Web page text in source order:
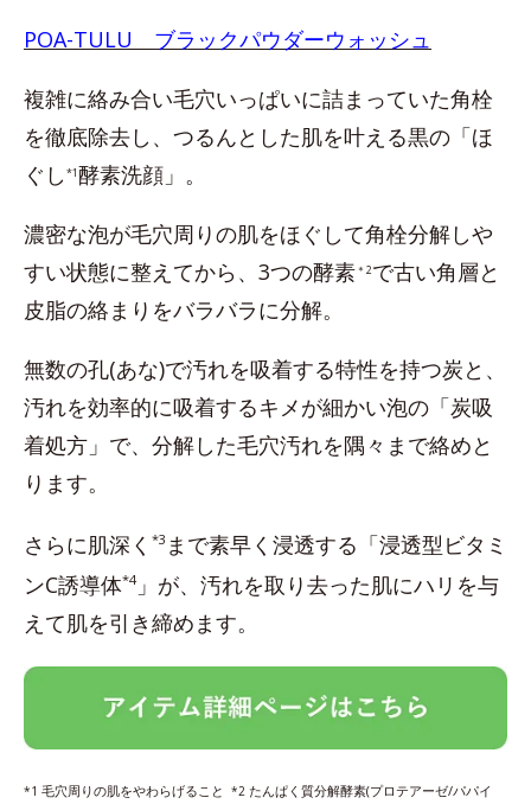
POA-TULU ブラックパウダーウォッシュ
複雑に絡み合い毛穴いっぱいに詰まっていた角栓
を徹底除去し、つるんとした肌を叶える黒の「ほ
ぐし *1酵素洗顔」。
濃密な泡が毛穴周りの肌をほぐして角栓分解しや
すい状態に整えてから、3つの酵素＊2で古い角層と
皮脂の絡まりをバラバラに分解。
無数の孔(あな)で汚れを吸着する特性を持つ炭と、
汚れを効率的に吸着するキメが細かい泡の「炭吸
着処方」で、分解した毛穴汚れを隅々まで絡めと
ります。
さらに肌深く *3 まで素早く浸透する「浸透型ビタミ
ンC誘導体*4」が、汚れを取り去った肌にハリを与
えて肌を引き締めます。
*1 毛穴周りの肌をやわらげること *2 たんぱく質分解酵素(プロテアーゼ/パパイ